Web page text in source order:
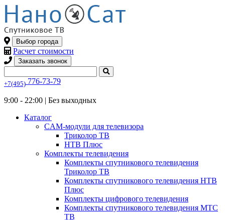
Выбор города
Расчет стоимости
Заказать звонок
+7(495) 776-73-79
9:00 - 22:00 | Без выходных
Каталог
CAM-модули для телевизора
Триколор ТВ
НТВ Плюс
Комплекты телевидения
Комплекты спутникового телевидения
Триколор ТВ
Комплекты спутникового телевидения НТВ
Плюс
Комплекты цифрового телевидения
Комплекты спутникового телевидения МТС
ТВ